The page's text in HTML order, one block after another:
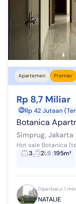
Apartemen Premier
Rp 8,7 Miliar
Rp 42 Jutaan
Botanica Apartment
Simprug, Jakarta
3
2LB:195m²
Diperbarui 1
NATALIE